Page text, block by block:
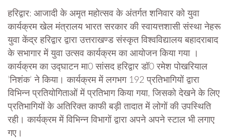
हरिद्वार: आजादी के अमृत महोत्सव के अंतर्गत शनिवार को युवा
कार्यक्रम खेल मंत्रालय भारत सरकार की स्वायत्तशासी संस्था नेहरू
युवा केंद्र हरिद्वार द्वारा उत्तराखण्ड संस्कृत विश्वविद्यालय बहादराबाद
के सभागार में युवा उत्सव कार्यक्रम का आयोजन किया गया ।
कार्यक्रम का उद्घाटन मा0 सांसद हरिद्वार डॉ0 रमेश पोखरियाल
’निशंक’ ने किया। कार्यक्रम में लगभग 192 प्रतिभागियों द्वारा
विभिन्न प्रतियोगिताओं में प्रतिभाग किया गया, जिसको देखने के लिए
प्रतिभागियों के अतिरिक्त काफी बड़ी तादात में लोगों की उपस्थिति
रही। कार्यक्रम में विभिन्न विभागों द्वारा अपने अपने स्टाल भी लगाए
गए।